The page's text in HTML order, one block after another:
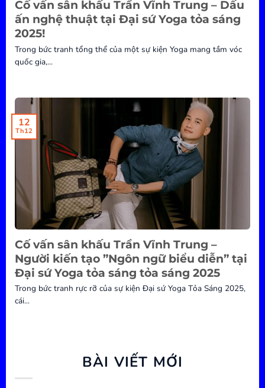
Cố vấn sân khấu Trần Vĩnh Trung – Dấu
ấn nghệ thuật tại Đại sứ Yoga tỏa sáng
2025!
Trong bức tranh tổng thể của một sự kiện Yoga mang tầm vóc
quốc gia,...
Cố vấn sân khấu Trần Vĩnh Trung –
Người kiến tạo ”Ngôn ngữ biểu diễn” tại
Đại sứ Yoga tỏa sáng tỏa sáng 2025
Trong bức tranh rực rỡ của sự kiện Đại sứ Yoga Tỏa Sáng 2025,
cái...
12
Th12
BÀI VIẾT MỚI